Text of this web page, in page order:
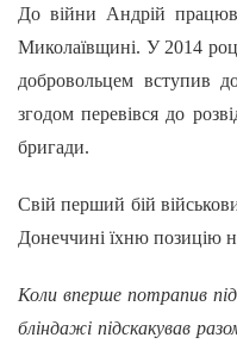
До війни Андрій
Миколаївщині. У 2014
добровольцем вступив
згодом перевівся до
бригади.
Свій перший бій
Донеччині їхню позицію
Коли вперше потрапив під
бліндажі підскакував